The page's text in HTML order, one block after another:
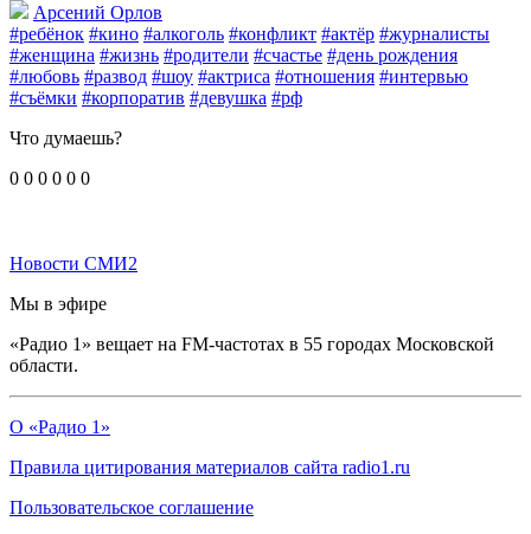
Арсений Орлов
#ребёнок #кино #алкоголь #конфликт #актёр #журналисты
#женщина #жизнь #родители #счастье #день рождения
#любовь #развод #шоу #актриса #отношения #интервью
#съёмки #корпоратив #девушка #рф
Что думаешь?
0 0 0 0 0 0
Новости СМИ2
Мы в эфире
«Радио 1» вещает на FM-частотах в 55 городах Московской
области.
О «Радио 1»
Правила цитирования материалов сайта radio1.ru
Пользовательское соглашение